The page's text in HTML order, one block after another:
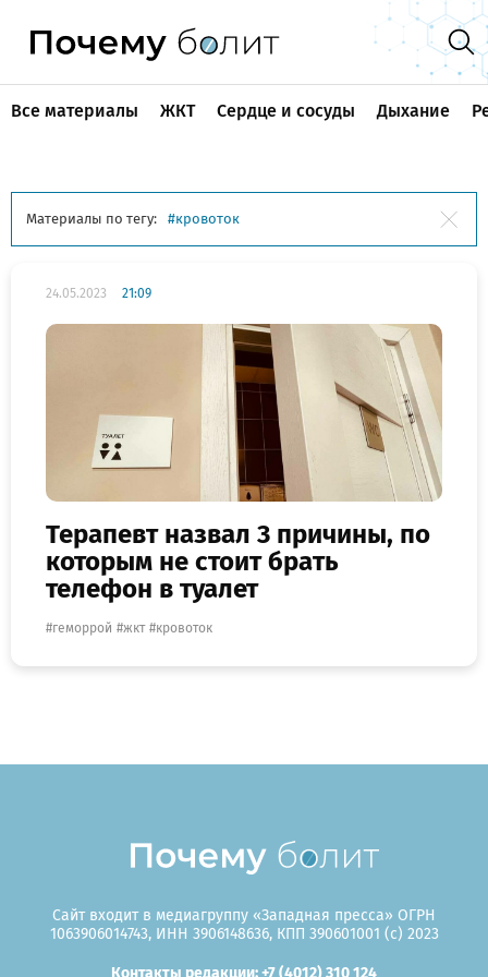
Все материалы ЖКТ Сердце и сосуды Дыхание
Материалы по тегу: кровоток
24.05.2023 21:09
Терапевт назвал 3 причины, по
которым не стоит брать
телефон в туалет
геморрой жкт кровоток
Сайт входит в медиагруппу «Западная пресса» ОГРН
1063906014743, ИНН 3906148636, КПП 390601001 (c) 2023
Контакты редакции: +7 (4012) 310 124